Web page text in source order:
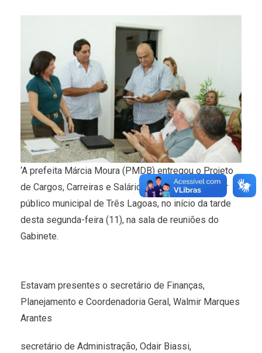
‘A prefeita Márcia Moura (PMDB) entregou o Projeto
de Cargos, Carreiras e Salários (PCCS) do servidor
público municipal de Três Lagoas, no início da tarde
desta segunda-feira (11), na sala de reuniões do
Gabinete.
Estavam presentes o secretário de Finanças,
Planejamento e Coordenadoria Geral, Walmir Marques
Arantes
secretário de Administração, Odair Biassi,